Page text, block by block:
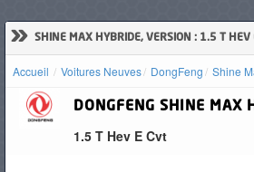
» SHINE MAX HYBRIDE, VERSION : 1.5 T HEV
Accueil Voitures Neuves DongFeng Shine
DONGFENG SHINE MAX
1.5 T Hev E Cvt
D'OCCASION